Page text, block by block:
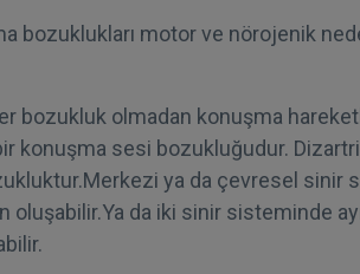
bozuklukları motor ve nörojenik
bozukluk olmadan konuşma
konuşma sesi bozukluğudur.
ya da çevresel sinir
oluşabilir.Ya da iki sinir sisteminde